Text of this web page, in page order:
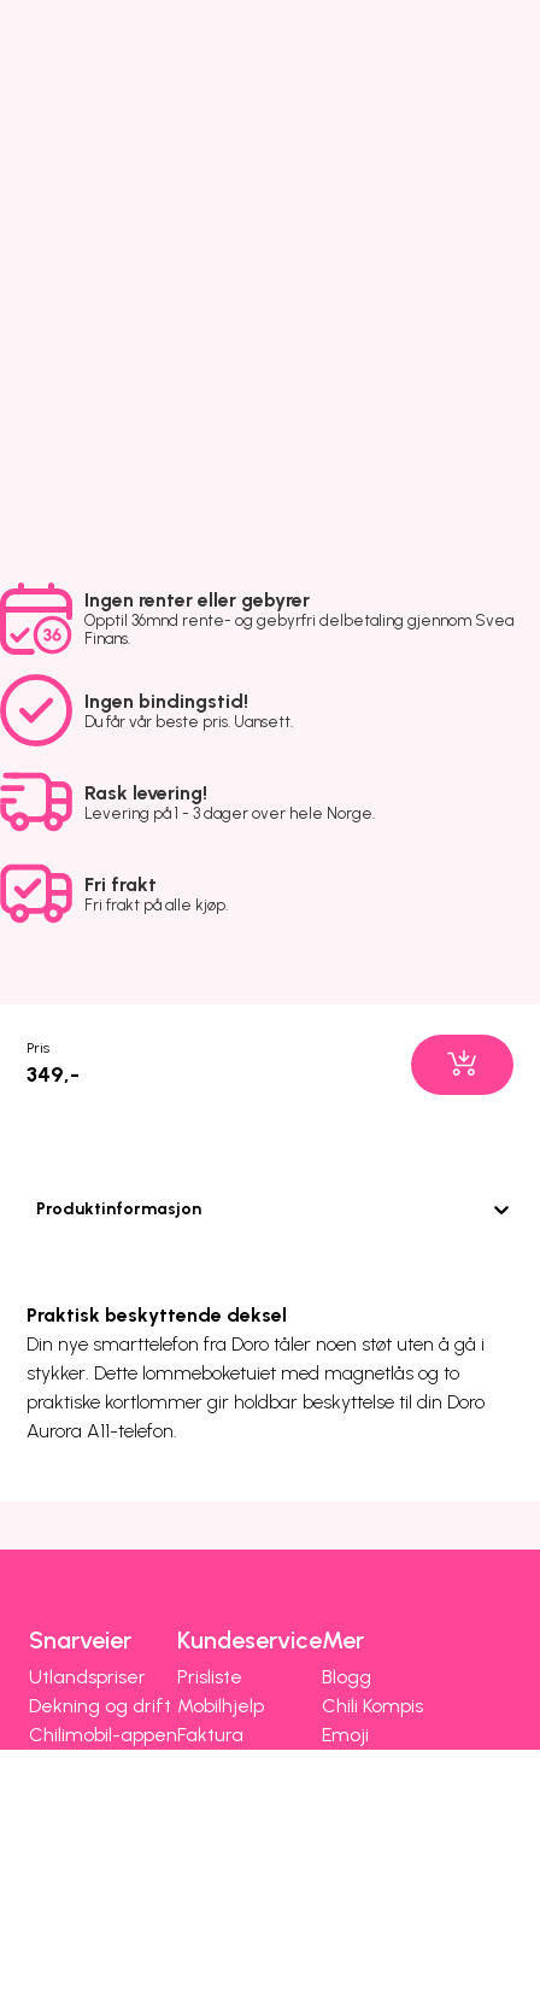
Ingen renter eller gebyrer
Opptil 36mnd rente- og gebyrfri delbetaling gjennom Svea
Finans.
Ingen bindingstid!
Du får vår beste pris. Uansett.
Rask levering!
Levering på 1 - 3 dager over hele Norge.
Fri frakt
Fri frakt på alle kjøp.
Pris
349,-
Produktinformasjon
Praktisk beskyttende deksel
Din nye smarttelefon fra Doro tåler noen støt uten å gå i
stykker. Dette lommeboketuiet med magnetlås og to
praktiske kortlommer gir holdbar beskyttelse til din Doro
Aurora A11-telefon.
Snarveier
Utlandspriser
Dekning og drift
Chilimobil-appen
Kundeservice
Prisliste
Mobilhjelp
Faktura
Mer
Blogg
Chili Kompis
Emoji